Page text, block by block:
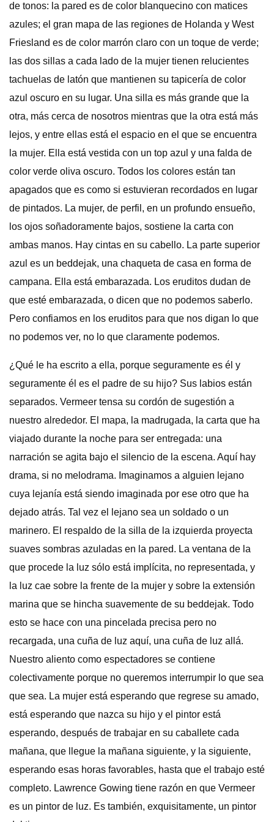
de tonos: la pared es de color blanquecino con matices
azules; el gran mapa de las regiones de Holanda y West
Friesland es de color marrón claro con un toque de verde;
las dos sillas a cada lado de la mujer tienen relucientes
tachuelas de latón que mantienen su tapicería de color
azul oscuro en su lugar. Una silla es más grande que la
otra, más cerca de nosotros mientras que la otra está más
lejos, y entre ellas está el espacio en el que se encuentra
la mujer. Ella está vestida con un top azul y una falda de
color verde oliva oscuro. Todos los colores están tan
apagados que es como si estuvieran recordados en lugar
de pintados. La mujer, de perfil, en un profundo ensueño,
los ojos soñadoramente bajos, sostiene la carta con
ambas manos. Hay cintas en su cabello. La parte superior
azul es un beddejak, una chaqueta de casa en forma de
campana. Ella está embarazada. Los eruditos dudan de
que esté embarazada, o dicen que no podemos saberlo.
Pero confiamos en los eruditos para que nos digan lo que
no podemos ver, no lo que claramente podemos.
¿Qué le ha escrito a ella, porque seguramente es él y
seguramente él es el padre de su hijo? Sus labios están
separados. Vermeer tensa su cordón de sugestión a
nuestro alrededor. El mapa, la madrugada, la carta que ha
viajado durante la noche para ser entregada: una
narración se agita bajo el silencio de la escena. Aquí hay
drama, si no melodrama. Imaginamos a alguien lejano
cuya lejanía está siendo imaginada por ese otro que ha
dejado atrás. Tal vez el lejano sea un soldado o un
marinero. El respaldo de la silla de la izquierda proyecta
suaves sombras azuladas en la pared. La ventana de la
que procede la luz sólo está implícita, no representada, y
la luz cae sobre la frente de la mujer y sobre la extensión
marina que se hincha suavemente de su beddejak. Todo
esto se hace con una pincelada precisa pero no
recargada, una cuña de luz aquí, una cuña de luz allá.
Nuestro aliento como espectadores se contiene
colectivamente porque no queremos interrumpir lo que sea
que sea. La mujer está esperando que regrese su amado,
está esperando que nazca su hijo y el pintor está
esperando, después de trabajar en su caballete cada
mañana, que llegue la mañana siguiente, y la siguiente,
esperando esas horas favorables, hasta que el trabajo esté
completo. Lawrence Gowing tiene razón en que Vermeer
es un pintor de luz. Es también, exquisitamente, un pintor